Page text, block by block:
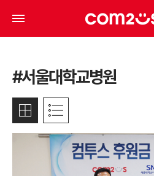
#서울대학교병원